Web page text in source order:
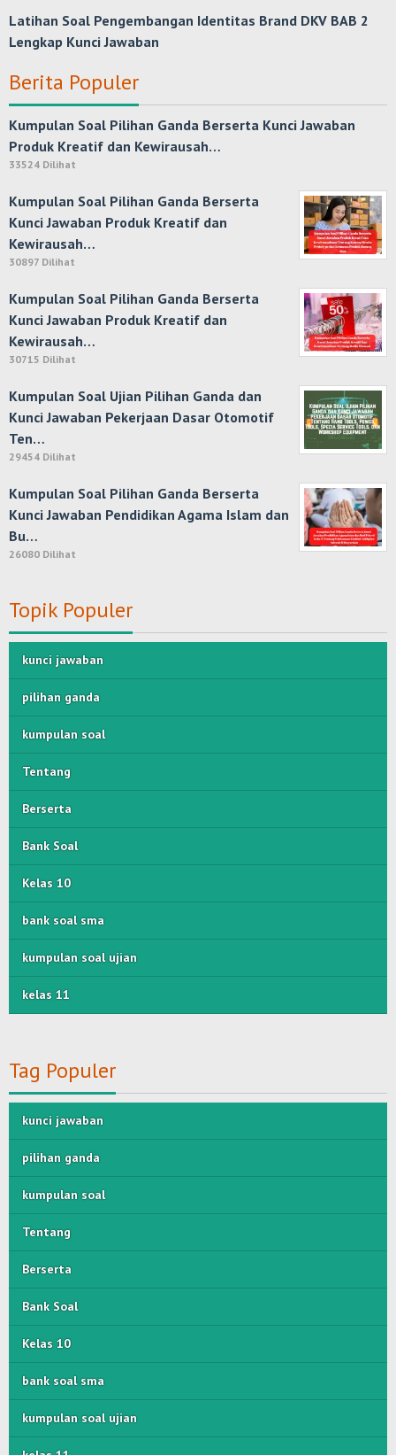
Latihan Soal Pengembangan Identitas Brand DKV BAB 2
Lengkap Kunci Jawaban
Berita Populer
Kumpulan Soal Pilihan Ganda Berserta Kunci Jawaban
Produk Kreatif dan Kewirausah…
33524 Dilihat
Kumpulan Soal Pilihan Ganda Berserta
Kunci Jawaban Produk Kreatif dan
Kewirausah…
30897 Dilihat
Kumpulan Soal Pilihan Ganda Berserta
Kunci Jawaban Produk Kreatif dan
Kewirausah…
30715 Dilihat
Kumpulan Soal Ujian Pilihan Ganda dan
Kunci Jawaban Pekerjaan Dasar Otomotif
Ten…
29454 Dilihat
Kumpulan Soal Pilihan Ganda Berserta
Kunci Jawaban Pendidikan Agama Islam dan
Bu…
26080 Dilihat
Topik Populer
kunci jawaban
pilihan ganda
kumpulan soal
Tentang
Berserta
Bank Soal
Kelas 10
bank soal sma
kumpulan soal ujian
kelas 11
Tag Populer
kunci jawaban
pilihan ganda
kumpulan soal
Tentang
Berserta
Bank Soal
Kelas 10
bank soal sma
kumpulan soal ujian